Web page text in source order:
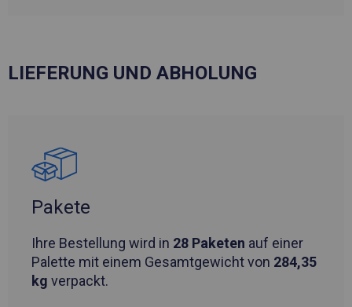
LIEFERUNG UND ABHOLUNG
Pakete
Ihre Bestellung wird in 28 Paketen auf einer
Palette mit einem Gesamtgewicht von 284,35
kg verpackt.